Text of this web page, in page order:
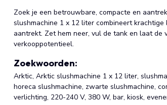
Zoek je een betrouwbare, compacte en
slushmachine 1 x 12 liter combineert
aantrekt. Zet hem neer, vul de tank en laat
verkooppotentieel.
Zoekwoorden:
Arktic, Arktic slushmachine 1 x 12 liter,
horeca slushmachine, zwarte slushmachine,
verlichting, 220-240 V, 380 W, bar, kiosk,